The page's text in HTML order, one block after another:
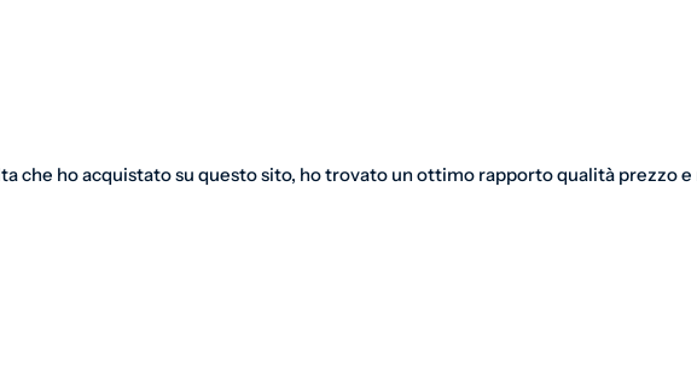
che ho acquistato su questo sito, ho trovato un ottimo rapporto qualità prezzo